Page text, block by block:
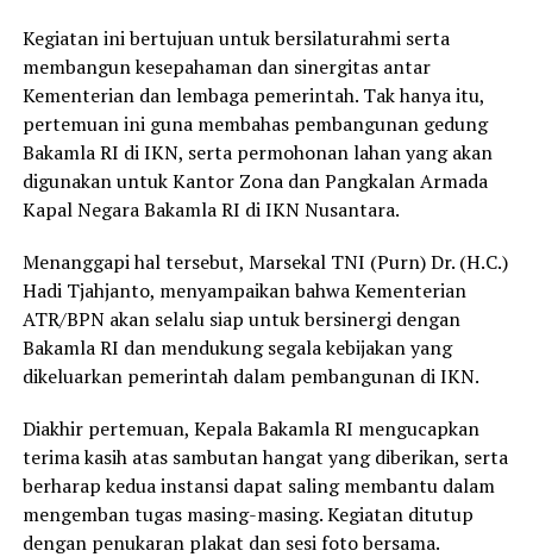
Kegiatan ini bertujuan untuk bersilaturahmi serta
membangun kesepahaman dan sinergitas antar
Kementerian dan lembaga pemerintah. Tak hanya itu,
pertemuan ini guna membahas pembangunan gedung
Bakamla RI di IKN, serta permohonan lahan yang akan
digunakan untuk Kantor Zona dan Pangkalan Armada
Kapal Negara Bakamla RI di IKN Nusantara.
Menanggapi hal tersebut, Marsekal TNI (Purn) Dr. (H.C.)
Hadi Tjahjanto, menyampaikan bahwa Kementerian
ATR/BPN akan selalu siap untuk bersinergi dengan
Bakamla RI dan mendukung segala kebijakan yang
dikeluarkan pemerintah dalam pembangunan di IKN.
Diakhir pertemuan, Kepala Bakamla RI mengucapkan
terima kasih atas sambutan hangat yang diberikan, serta
berharap kedua instansi dapat saling membantu dalam
mengemban tugas masing-masing. Kegiatan ditutup
dengan penukaran plakat dan sesi foto bersama.